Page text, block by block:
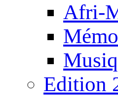
Afri-
Edition